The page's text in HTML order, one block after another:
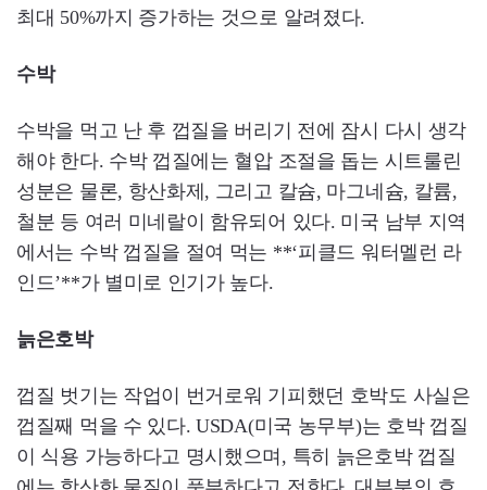
최대 50%까지 증가하는 것으로 알려졌다.
수박
수박을 먹고 난 후 껍질을 버리기 전에 잠시 다시 생각
해야 한다. 수박 껍질에는 혈압 조절을 돕는 시트룰린
성분은 물론, 항산화제, 그리고 칼슘, 마그네슘, 칼륨,
철분 등 여러 미네랄이 함유되어 있다. 미국 남부 지역
에서는 수박 껍질을 절여 먹는 **‘피클드 워터멜런 라
인드’**가 별미로 인기가 높다.
늙은호박
껍질 벗기는 작업이 번거로워 기피했던 호박도 사실은
껍질째 먹을 수 있다. USDA(미국 농무부)는 호박 껍질
이 식용 가능하다고 명시했으며, 특히 늙은호박 껍질